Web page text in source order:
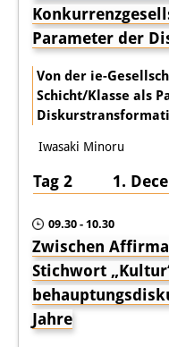
Parameter der
Von der ie-
Schicht/Klasse als
Iwasaki Minoru
Tag 2 1.
09.30 - 10.30
Zwischen
Stichwort
Jahre